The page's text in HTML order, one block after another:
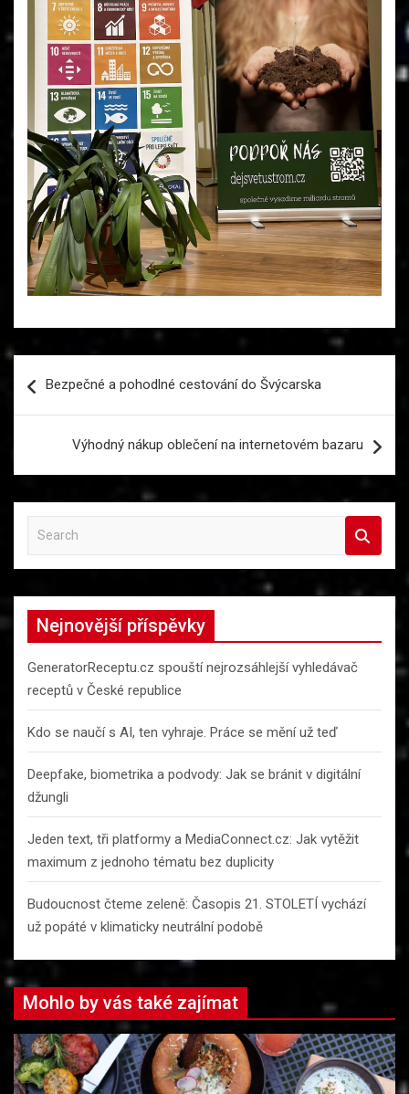
proBezpečné a pohodlné cestování do Švýcarska
Výhodný nákup oblečení na internetovém bazaru
a
r
h
Nejnovější příspěvky
GeneratorReceptu.cz spouští nejrozsáhlejší vyhledávač
receptů v České republice
Kdo se naučí s AI, ten vyhraje. Práce se mění už teď
Deepfake, biometrika a podvody: Jak se bránit v digitální
džungli
Jeden text, tři platformy a MediaConnect.cz: Jak vytěžit
maximum z jednoho tématu bez duplicity
Budoucnost čteme zeleně: Časopis 21. STOLETÍ vychází
už popáté v klimaticky neutrální podobě
Mohlo by vás také zajímat